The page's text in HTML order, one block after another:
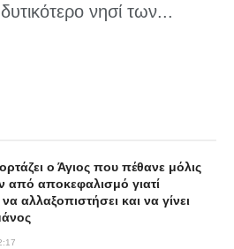
νησί των...
ο Άγιος που πέθανε μόλις
από αποκεφαλισμό γιατί
αλλαξοπιστήσει και να γίνει